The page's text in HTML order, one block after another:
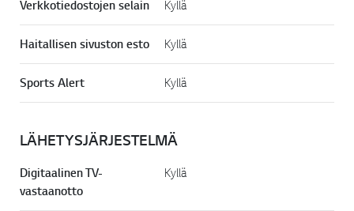
Verkkotiedostojen selain Kyllä
Haitallisen sivuston esto Kyllä
Sports Alert Kyllä
LÄHETYSJÄRJESTELMÄ
Digitaalinen TV-
vastaanotto
Kyllä